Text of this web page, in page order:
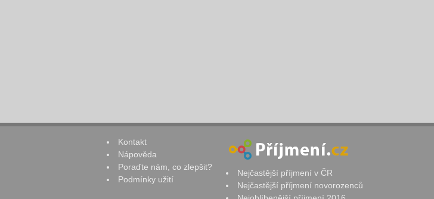
Kontakt
Nápověda
Poraďte nám, co zlepšit?
Podmínky užití
Nejčastější příjmení v ČR
Nejčastější příjmení novorozenců